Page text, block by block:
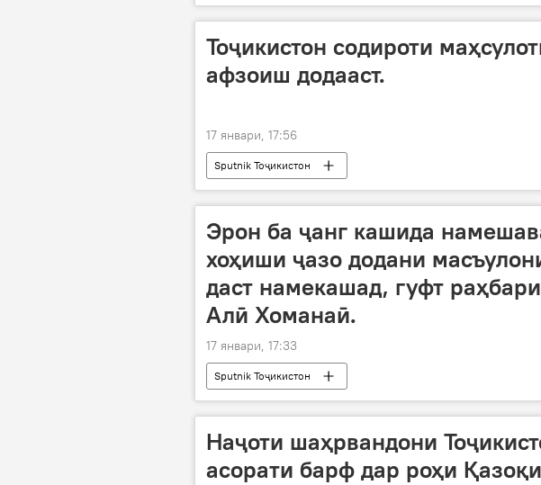
Дабири кулли НАТО
Украина Аврупо
Тоҷикистон содироти
афзоиш додааст.
17 январи, 17:56
Sputnik Тоҷикистон
Эрон ба ҷанг кашида
хоҳиши ҷазо додани
даст намекашад, гуфт
Алӣ Хоманаӣ.
17 январи, 17:33
Sputnik Тоҷикистон
Наҷоти шаҳрвандони
асорати барф дар роҳи